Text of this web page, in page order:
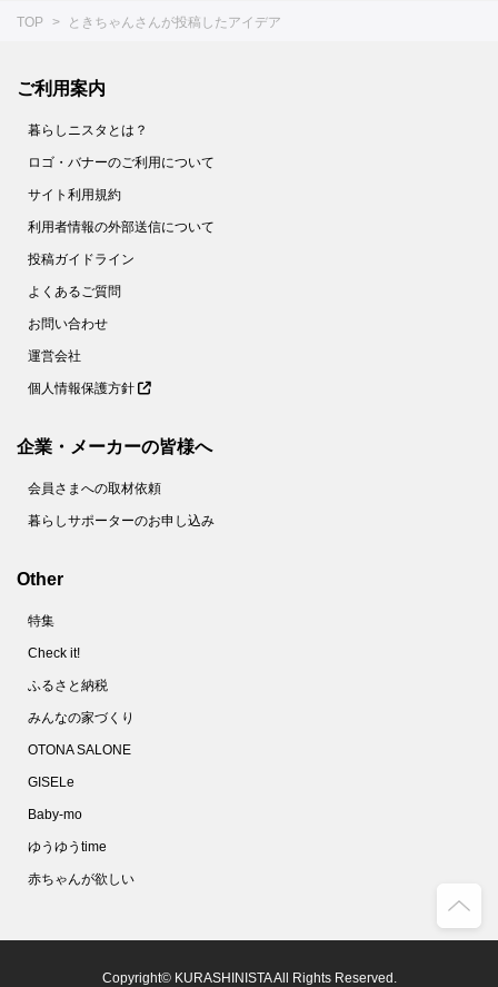
TOP ときちゃんさんが投稿したアイデア
ご利用案内
暮らしニスタとは？
ロゴ・バナーのご利用について
サイト利用規約
利用者情報の外部送信について
投稿ガイドライン
よくあるご質問
お問い合わせ
運営会社
個人情報保護方針
企業・メーカーの皆様へ
会員さまへの取材依頼
暮らしサポーターのお申し込み
Other
特集
Check it!
ふるさと納税
みんなの家づくり
OTONA SALONE
GISELe
Baby-mo
ゆうゆうtime
赤ちゃんが欲しい
Copyright© KURASHINISTA All Rights Reserved.